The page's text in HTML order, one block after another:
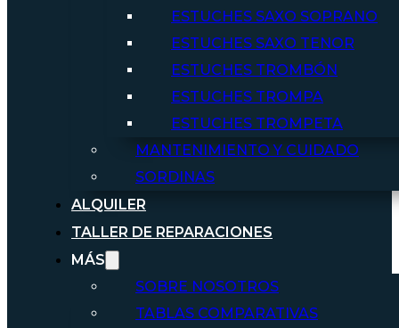
ESTUCHES SAXO SOPRANO
ESTUCHES SAXO TENOR
ESTUCHES TROMBÓN
ESTUCHES TROMPA
ESTUCHES TROMPETA
MANTENIMIENTO Y CUIDADO
SORDINAS
ALQUILER
TALLER DE REPARACIONES
MÁS
SOBRE NOSOTROS
TABLAS COMPARATIVAS